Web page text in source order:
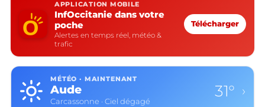
APPLICATION MOBILE
InfOccitanie dans votre
poche
Alertes en temps réel, météo &
trafic
Télécharger
MÉTÉO · MAINTENANT
Aude
Carcassonne · Ciel dégagé
31° ›